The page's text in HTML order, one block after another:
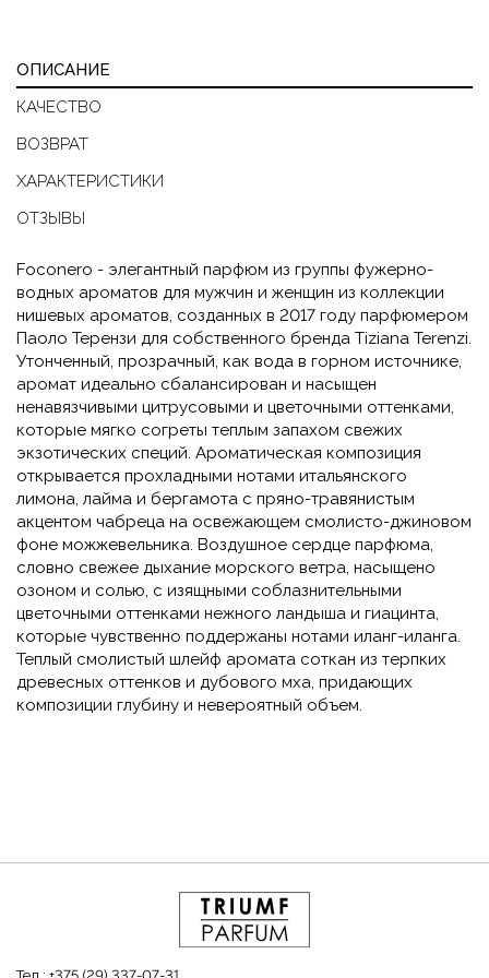
ОПИСАНИЕ
КАЧЕСТВО
ВОЗВРАТ
ХАРАКТЕРИСТИКИ
ОТЗЫВЫ
Foconero - элегантный парфюм из группы фужерно-
водных ароматов для мужчин и женщин из коллекции
нишевых ароматов, созданных в 2017 году парфюмером
Паоло Терензи для собственного бренда Tiziana Terenzi.
Утонченный, прозрачный, как вода в горном источнике,
аромат идеально сбалансирован и насыщен
ненавязчивыми цитрусовыми и цветочными оттенками,
которые мягко согреты теплым запахом свежих
экзотических специй. Ароматическая композиция
открывается прохладными нотами итальянского
лимона, лайма и бергамота с пряно-травянистым
акцентом чабреца на освежающем смолисто-джиновом
фоне можжевельника. Воздушное сердце парфюма,
словно свежее дыхание морского ветра, насыщено
озоном и солью, с изящными соблазнительными
цветочными оттенками нежного ландыша и гиацинта,
которые чувственно поддержаны нотами иланг-иланга.
Теплый смолистый шлейф аромата соткан из терпких
древесных оттенков и дубового мха, придающих
композиции глубину и невероятный объем.